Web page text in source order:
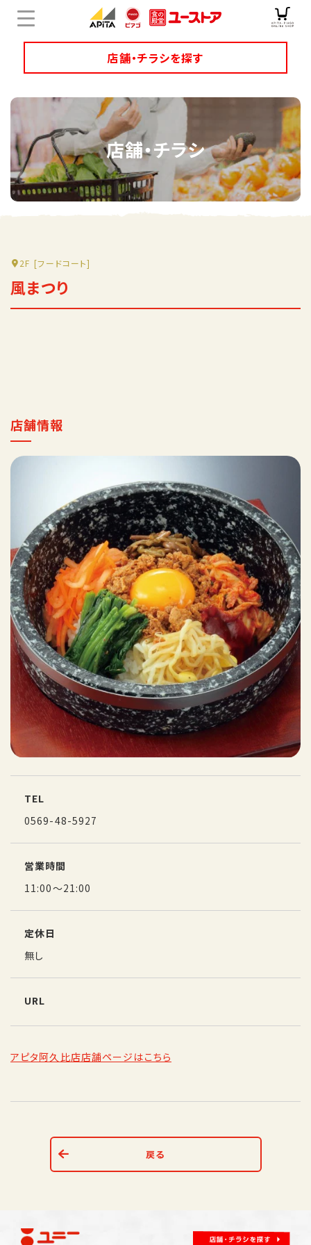
店舗・チラシを探す
店舗チラシ検索
ユニーのオリジナル商品
キャンペーン・特集
オンラインショップ
企業情報
店舗・チラシ
2F [フードコート]
風まつり
店舗情報
TEL
0569-48-5927
営業時間
11:00～21:00
定休日
無し
URL
アピタ阿久比店店舗ページはこちら
戻る